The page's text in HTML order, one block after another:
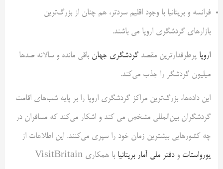
فرانسه و بریتانیا با وجود اقلیم سردتر، هم چنان از بزرگ‌ترین
بازارهای گردشگری اروپا می باشند.
اروپا پرطرفدارترین مقصد گردشگری جهان باقی مانده و سالانه صدها
میلیون گردشگر را جذب می‌کند.
این داده‌ها، بزرگ‌ترین مراکز گردشگری اروپا را بر پایه شب‌های اقامت
گردشگران بین‌المللی مشخص می کند و اشکار می‌کند که مسافران در
چه کشورهایی بیشترین زمان خود را سپری می‌کنند. این اطلاعات از
یورواستات ودفتر ملی آمار بریتانیا
با همکاری VisitBritain